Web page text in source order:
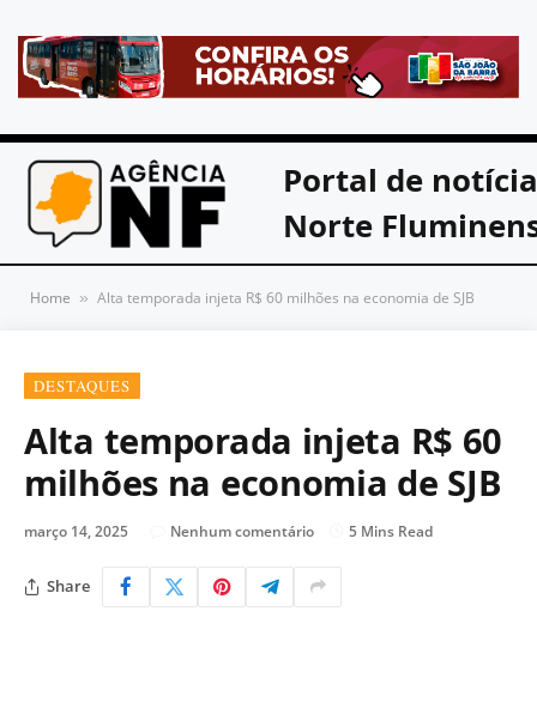
Portal de
Norte
Home » Alta temporada injeta R$ 60 milhões na economia de SJB
DESTAQUES
Alta temporada injeta R$ 60
milhões na economia de SJB
março 14, 2025 Nenhum comentário 5 Mins Read
Share